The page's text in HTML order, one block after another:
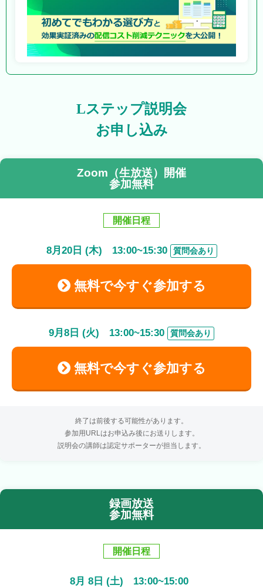
Lステップ説明会
お申し込み
Zoom（生放送）開催
参加無料
開催日程
8月 20日 (木) 13:00~15:30 質問会あり
無料で今すぐ参加する
9月 8 日 (火) 13:00~15:30 質問会あり
無料で今すぐ参加する
終了は前後する可能性があります。
参加用URLはお申込み後にお送りします。
説明会の講師は認定サポーターが担当します。
録画放送
参加無料
開催日程
8月 8日 (土) 13:00~15:00